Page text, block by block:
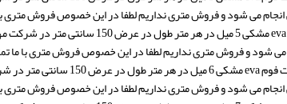
می شود و فروش متری نداریم لطفا در این خصوص فروش متری با ما تماس
شود و فروش متری نداریم لطفا در این خصوص فروش متری با ما تماس
می شود و فروش متری نداریم لطفا در این خصوص فروش متری با ما تماس